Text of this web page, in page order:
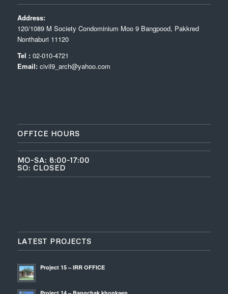
Address:
120/1089 M Society Condominium Moo 9 Bangpood, Pakkred
Nonthaburi 11120
Tel :02-010-4721
Email: civil9_arch@yahoo.com
OFFICE HOURS
MO-SA: 8:00-17:00
SO: CLOSED
LATEST PROJECTS
Project 15 – IRR OFFICE